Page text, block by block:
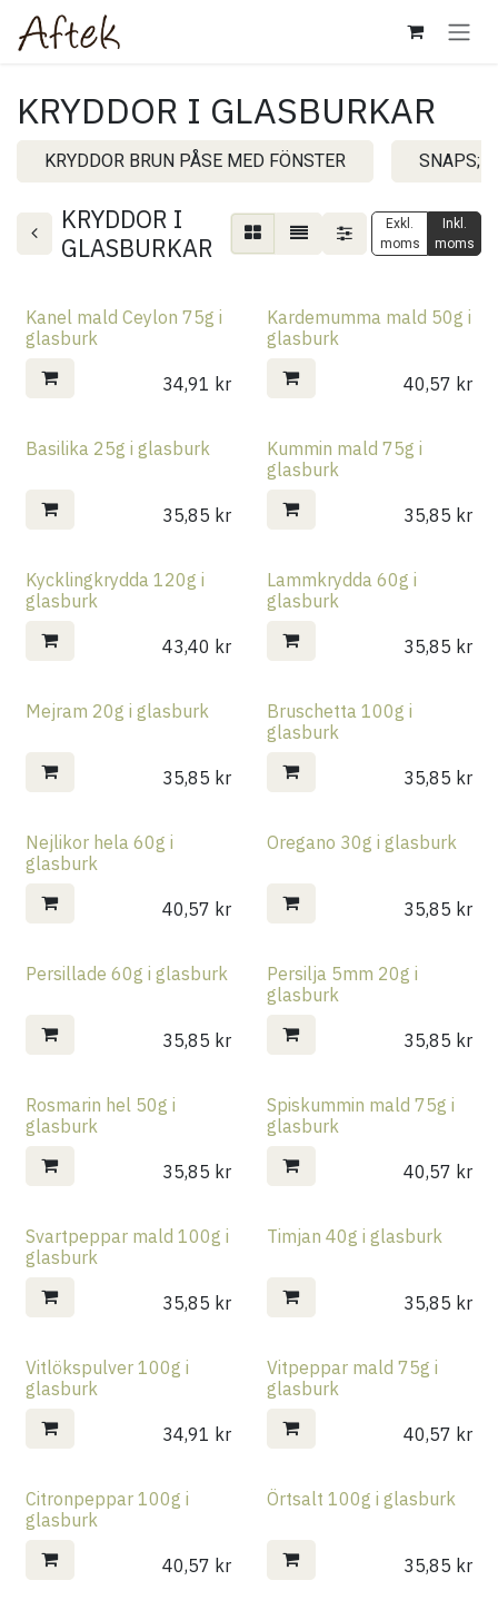
Hoppa till innehåll
KRYDDOR I GLASBURKAR
KRYDDOR BRUN PÅSE MED FÖNSTER SNAPS;
KRYDDOR I
GLASBURKAR
Exkl.
moms
Inkl.
moms
Kanel mald Ceylon 75g i
glasburk
34,91 kr
Kardemumma mald 50g i
glasburk
40,57 kr
Basilika 25g i glasburk
35,85 kr
Kummin mald 75g i
glasburk
35,85 kr
Kycklingkrydda 120g i
glasburk
43,40 kr
Lammkrydda 60g i
glasburk
35,85 kr
Mejram 20g i glasburk
35,85 kr
Bruschetta 100g i
glasburk
35,85 kr
Nejlikor hela 60g i
glasburk
40,57 kr
Oregano 30g i glasburk
35,85 kr
Persillade 60g i glasburk
35,85 kr
Persilja 5mm 20g i
glasburk
35,85 kr
Rosmarin hel 50g i
glasburk
35,85 kr
Spiskummin mald 75g i
glasburk
40,57 kr
Svartpeppar mald 100g i
glasburk
35,85 kr
Timjan 40g i glasburk
35,85 kr
Vitlökspulver 100g i
glasburk
34,91 kr
Vitpeppar mald 75g i
glasburk
40,57 kr
Citronpeppar 100g i
glasburk
40,57 kr
Örtsalt 100g i glasburk
35,85 kr